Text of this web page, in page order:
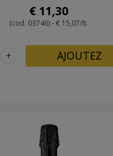
€ 11,30
(cod. 03746) - € 15,07/lt.
+ AJOUTEZ